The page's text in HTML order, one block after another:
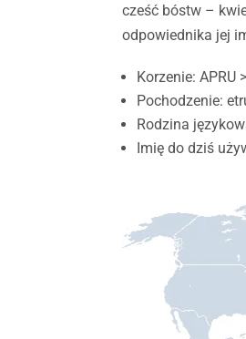
cześć bóstw –
odpowiednika jej
Korzenie: APRU
Pochodzenie:
Rodzina
Imię do dziś